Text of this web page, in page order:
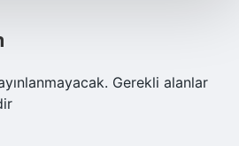
Gerekli alanlar